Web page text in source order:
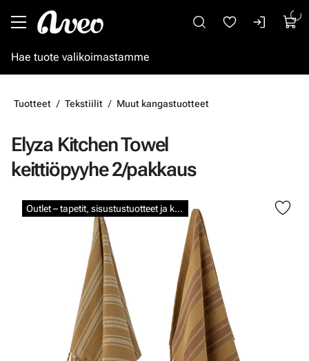
Tuotteet Tekstiilit Muut kangastuotteet
Elyza Kitchen Towel
keittiöpyyhe 2/pakkaus
Outlet – tapetit, sisustustuotteet ja kalkkimaalit
Ohita kuvat